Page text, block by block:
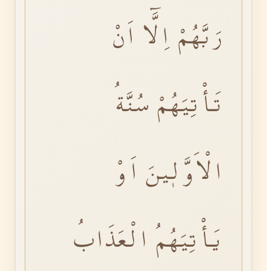
رَبَّهُمْ اِلَّٓا اَنْ
تَأْتِيَهُمْ سُنَّةُ
الْاَوَّلٖينَ اَوْ
يَأْتِيَهُمُ الْعَذَابُ